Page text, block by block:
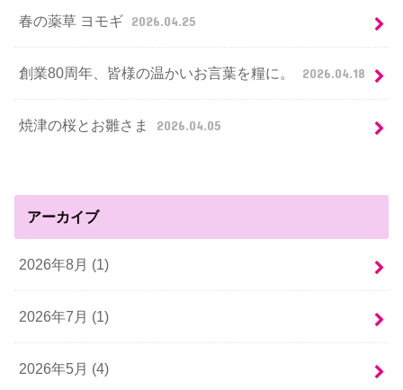
春の薬草 ヨモギ 2026.04.25
創業80周年、皆様の温かいお言葉を糧に。 2026.04.18
焼津の桜とお雛さま 2026.04.05
アーカイブ
2026年8月 (1)
2026年7月 (1)
2026年5月 (4)